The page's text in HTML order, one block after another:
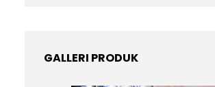
GALLERI PRODUK